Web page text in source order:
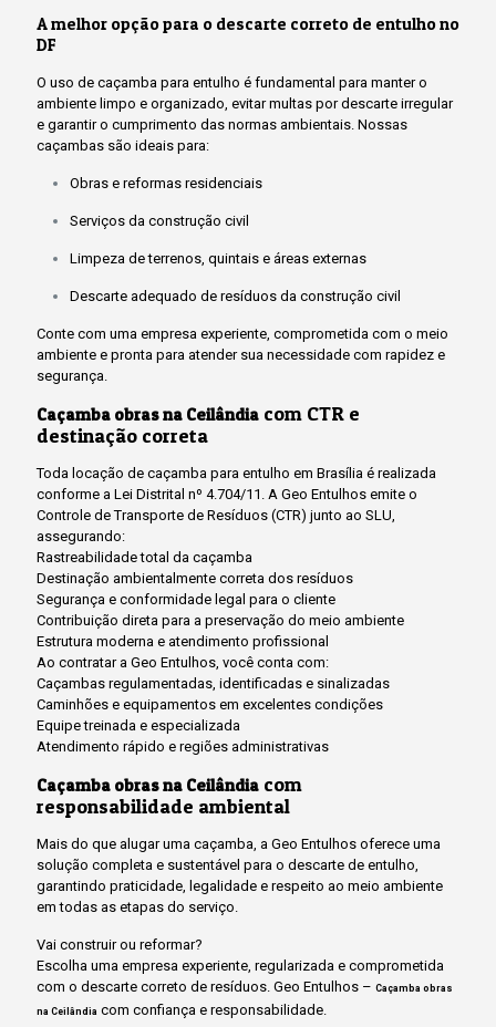
A melhor opção para o descarte correto de entulho no
DF
O uso de caçamba para entulho é fundamental para manter o
ambiente limpo e organizado, evitar multas por descarte irregular
e garantir o cumprimento das normas ambientais. Nossas
caçambas são ideais para:
Obras e reformas residenciais
Serviços da construção civil
Limpeza de terrenos, quintais e áreas externas
Descarte adequado de resíduos da construção civil
Conte com uma empresa experiente, comprometida com o meio
ambiente e pronta para atender sua necessidade com rapidez e
segurança.
Caçamba obras na Ceilândia com CTR e
destinação correta
Toda locação de caçamba para entulho em Brasília é realizada
conforme a Lei Distrital nº 4.704/11. A Geo Entulhos emite o
Controle de Transporte de Resíduos (CTR) junto ao SLU,
assegurando:
Rastreabilidade total da caçamba
Destinação ambientalmente correta dos resíduos
Segurança e conformidade legal para o cliente
Contribuição direta para a preservação do meio ambiente
Estrutura moderna e atendimento profissional
Ao contratar a Geo Entulhos, você conta com:
Caçambas regulamentadas, identificadas e sinalizadas
Caminhões e equipamentos em excelentes condições
Equipe treinada e especializada
Atendimento rápido e regiões administrativas
Caçamba obras na Ceilândia com
responsabilidade ambiental
Mais do que alugar uma caçamba, a Geo Entulhos oferece uma
solução completa e sustentável para o descarte de entulho,
garantindo praticidade, legalidade e respeito ao meio ambiente
em todas as etapas do serviço.
Vai construir ou reformar?
Escolha uma empresa experiente, regularizada e comprometida
com o descarte correto de resíduos. Geo Entulhos – Caçamba obras
na Ceilândia com confiança e responsabilidade.